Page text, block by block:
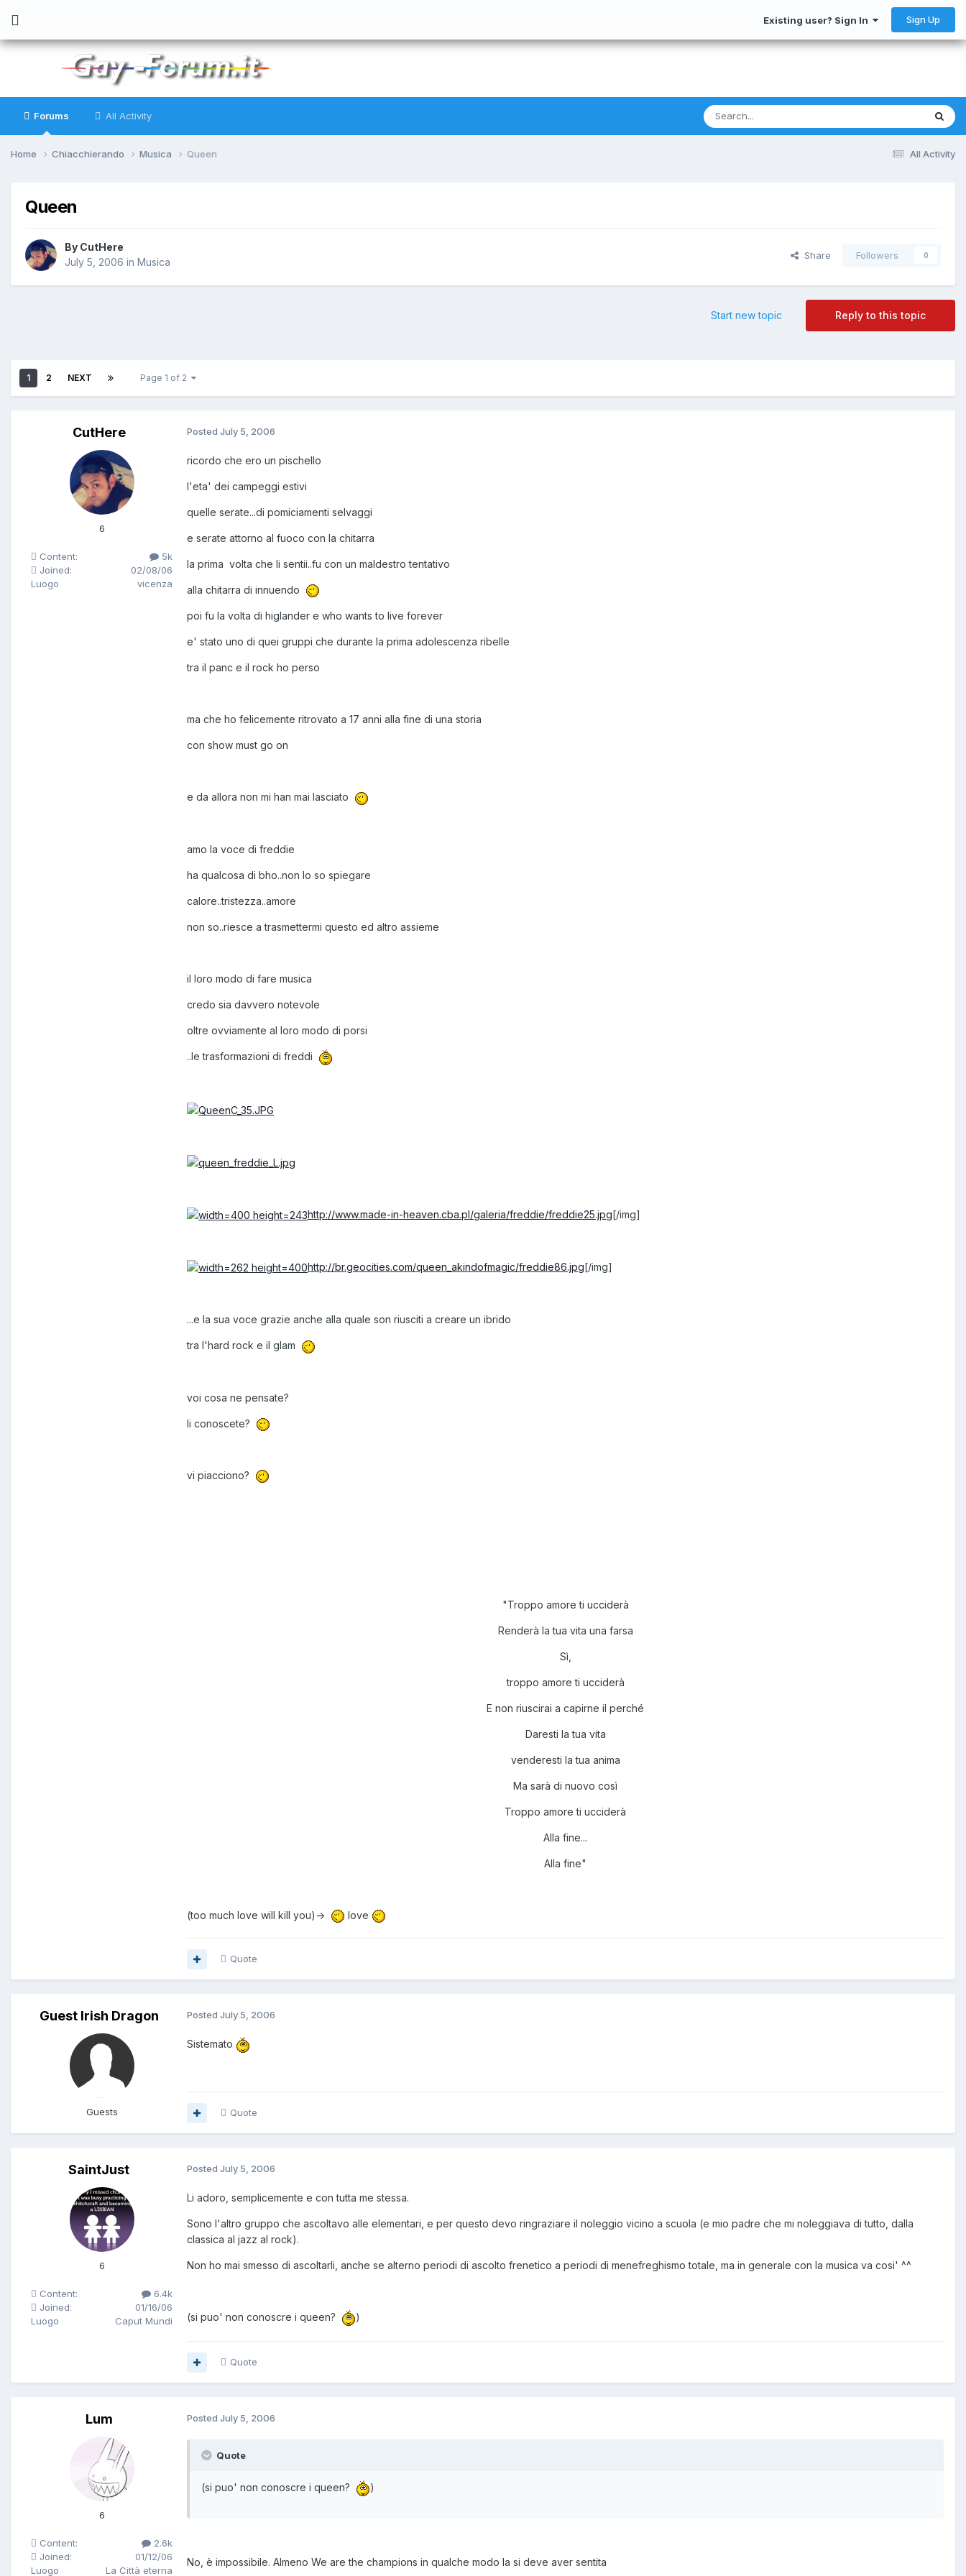
Existing user? Sign In Sign Up
Forums All Activity
All Activity
Home Chiacchierando Musica Queen
Queen
By CutHere
July 5, 2006 in Musica
Share Followers 0
Reply to this topic
Start new topic
1 2 NEXT Page 1 of 2
CutHere
6
Content:
5k
Joined:
02/08/06
Luogo
vicenza
Posted July 5, 2006
ricordo che ero un pischello
l'eta' dei campeggi estivi
quelle serate...di pomiciamenti selvaggi
e serate attorno al fuoco con la chitarra
la prima volta che li sentii..fu con un maldestro tentativo
alla chitarra di innuendo
poi fu la volta di higlander e who wants to live forever
e' stato uno di quei gruppi che durante la prima adolescenza ribelle
tra il panc e il rock ho perso
ma che ho felicemente ritrovato a 17 anni alla fine di una storia
con show must go on
e da allora non mi han mai lasciato
amo la voce di freddie
ha qualcosa di bho..non lo so spiegare
calore..tristezza..amore
non so..riesce a trasmettermi questo ed altro assieme
il loro modo di fare musica
credo sia davvero notevole
oltre ovviamente al loro modo di porsi
..le trasformazioni di freddi
http://www.made-in-heaven.cba.pl/galeria/freddie/freddie25.jpg[/img]
http://br.geocities.com/queen_akindofmagic/freddie86.jpg[/img]
...e la sua voce grazie anche alla quale son riusciti a creare un ibrido
tra l'hard rock e il glam
voi cosa ne pensate?
li conoscete?
vi piacciono?
"Troppo amore ti ucciderà
Renderà la tua vita una farsa
Sì,
troppo amore ti ucciderà
E non riuscirai a capirne il perché
Daresti la tua vita
venderesti la tua anima
Ma sarà di nuovo così
Troppo amore ti ucciderà
Alla fine...
Alla fine"
(too much love will kill you)-> love
Quote
Guest Irish Dragon
Guests
Posted July 5, 2006
Sistemato
Quote
SaintJust
6
Content:
6.4k
Joined:
01/16/06
Luogo
Caput Mundi
Posted July 5, 2006
Li adoro, semplicemente e con tutta me stessa.
Sono l'altro gruppo che ascoltavo alle elementari, e per questo devo ringraziare il noleggio vicino a scuola (e mio padre che mi noleggiava di tutto, dalla
classica al jazz al rock).
Non ho mai smesso di ascoltarli, anche se alterno periodi di ascolto frenetico a periodi di menefreghismo totale, ma in generale con la musica va cosi' ^^
(si puo' non conoscre i queen? )
Quote
Lum
6
Content:
2.6k
Joined:
01/12/06
Luogo
La Città eterna
Posted July 5, 2006
Quote
(si puo' non conoscre i queen? )
No, è impossibile. Almeno We are the champions in qualche modo la si deve aver sentita